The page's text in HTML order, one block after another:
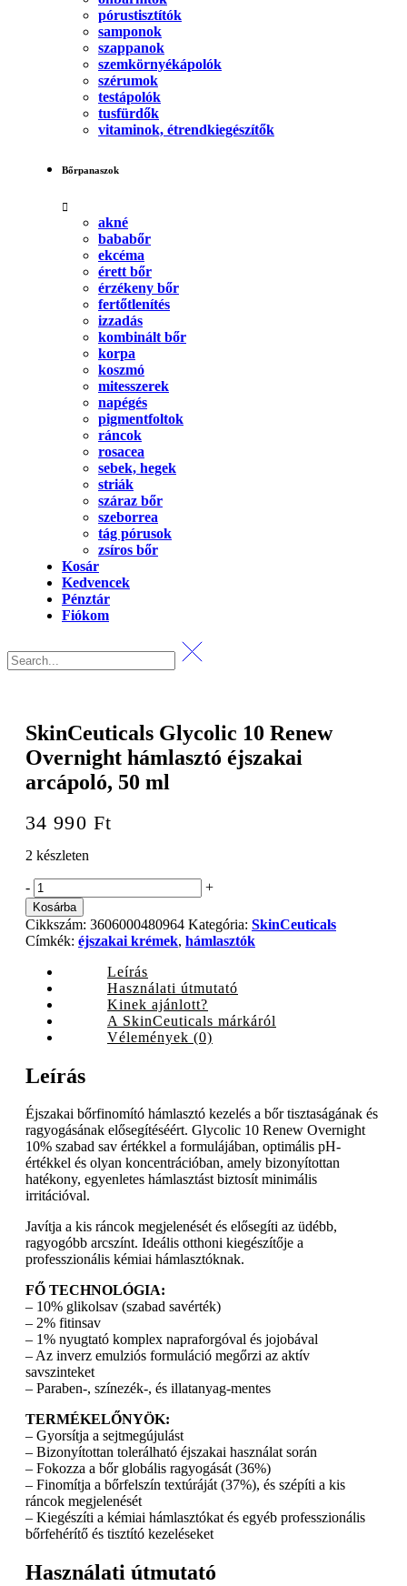
pórustisztítók
samponok
szappanok
szemkörnyékápolók
szérumok
testápolók
tusfürdők
vitaminok, étrendkiegészítők
Bőrpanaszok
akné
bababőr
ekcéma
érett bőr
érzékeny bőr
fertőtlenítés
izzadás
kombinált bőr
korpa
koszmó
mitesszerek
napégés
pigmentfoltok
ráncok
rosacea
sebek, hegek
striák
száraz bőr
szeborrea
tág pórusok
zsíros bőr
Kosár
Kedvencek
Pénztár
Fiókom
SkinCeuticals Glycolic 10 Renew
Overnight hámlasztó éjszakai
arcápoló, 50 ml
34 990 Ft
2 készleten
SkinCeuticals
Glycolic
10
Renew
Overnight
hámlasztó
éjszakai
arcápoló,
- +
Kosárba
Cikkszám: 3606000480964 Kategória: SkinCeuticals
Címkék: éjszakai krémek, hámlasztók
Leírás
Használati útmutató
Kinek ajánlott?
A SkinCeuticals márkáról
Vélemények (0)
Leírás
Éjszakai bőrfinomító hámlasztó kezelés a bőr tisztaságának és
ragyogásának elősegítéséért. Glycolic 10 Renew Overnight
10% szabad sav értékkel a formulájában, optimális pH-
értékkel és olyan koncentrációban, amely bizonyítottan
hatékony, egyenletes hámlasztást biztosít minimális
irritációval.
Javítja a kis ráncok megjelenését és elősegíti az üdébb,
ragyogóbb arcszínt. Ideális otthoni kiegészítője a
professzionális kémiai hámlasztóknak.
FŐ TECHNOLÓGIA:
– 10% glikolsav (szabad savérték)
– 2% fitinsav
– 1% nyugtató komplex napraforgóval és jojobával
– Az inverz emulziós formuláció megőrzi az aktív
savszinteket
– Paraben-, színezék-, és illatanyag-mentes
TERMÉKELŐNYÖK:
– Gyorsítja a sejtmegújulást
– Bizonyítottan tolerálható éjszakai használat során
– Fokozza a bőr globális ragyogását (36%)
– Finomítja a bőrfelszín textúráját (37%), és szépíti a kis
ráncok megjelenését
– Kiegészíti a kémiai hámlasztókat és egyéb professzionális
bőrfehérítő és tisztító kezeléseket
Használati útmutató